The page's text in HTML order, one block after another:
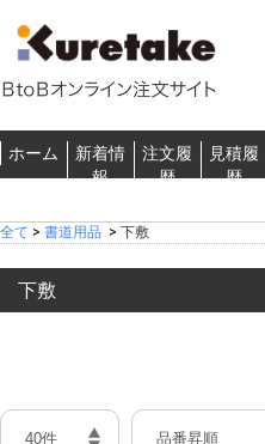
ホーム
新着情
報
注文履
歴
見積履
歴
全て > 書道用品 > 下敷
下敷